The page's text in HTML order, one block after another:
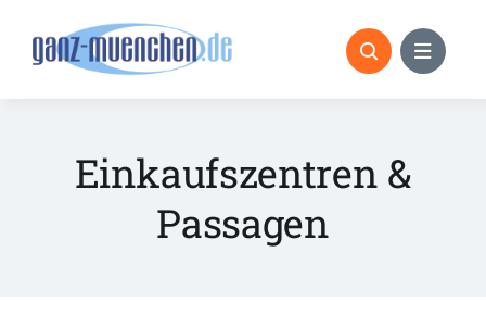
Einkaufszentren &
Passagen